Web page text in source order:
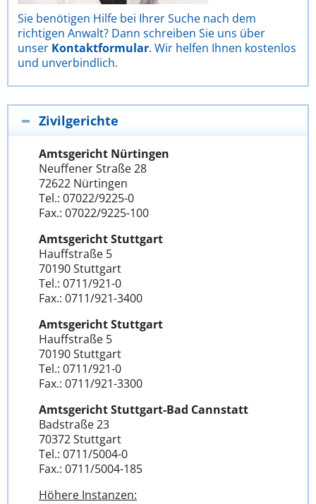
Sie benötigen Hilfe bei Ihrer Suche nach dem
richtigen Anwalt? Dann schreiben Sie uns über
unser Kontaktformular. Wir helfen Ihnen kostenlos
und unverbindlich.
Zivilgerichte
Amtsgericht Nürtingen
Neuffener Straße 28
72622 Nürtingen
Tel.: 07022/9225-0
Fax.: 07022/9225-100
Amtsgericht Stuttgart
Hauffstraße 5
70190 Stuttgart
Tel.: 0711/921-0
Fax.: 0711/921-3400
Amtsgericht Stuttgart
Hauffstraße 5
70190 Stuttgart
Tel.: 0711/921-0
Fax.: 0711/921-3300
Amtsgericht Stuttgart-Bad Cannstatt
Badstraße 23
70372 Stuttgart
Tel.: 0711/5004-0
Fax.: 0711/5004-185
Höhere Instanzen: